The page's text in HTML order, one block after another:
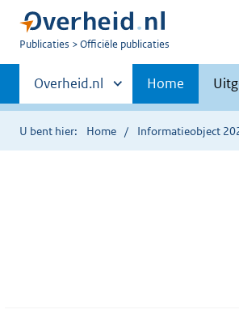
U
Publicaties Officiële publicaties
Primaire
navigatie
Andere
sites
binnen
Overheid.nl Home
U bent hier: Home Informatieobject